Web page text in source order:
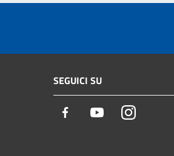
SEGUICI SU
Facebook YoutubeInstagram